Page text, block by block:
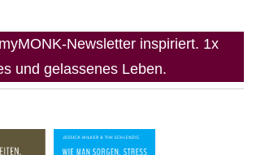
Newsletter inspiriert. 1x
und gelassenes Leben.